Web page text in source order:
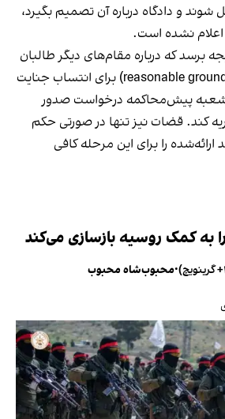
و دادگاه درباره آن تصمیم بگیرد،
نشده است.
برسد که درباره مقام‌های دیگر طالبان
نیز «دلایل معقول» (reasonable grounds) برای انتساب جنایت
شعبه پیش‌محاکمه درخواست صدور
کند. قضات نیز تنها در صورتی حکم
را برای این مرحله کافی
به کمک روسیه بازسازی می‌کند
•محبوب‌شاه محبوب